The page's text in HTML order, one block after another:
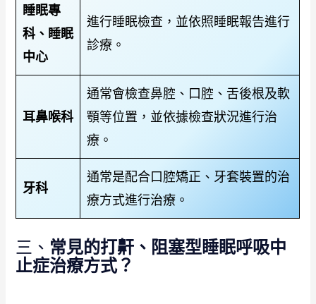
睡眠專
科、睡眠
中心
進行睡眠檢查，並依照睡眠報告進行
診療。
耳鼻喉科
通常會檢查鼻腔、口腔、舌後根及軟
顎等位置，並依據檢查狀況進行治
療。
牙科
通常是配合口腔矯正、牙套裝置的治
療方式進行治療。
三、 常見的打鼾、阻塞型睡眠呼吸中
止症治療方式？